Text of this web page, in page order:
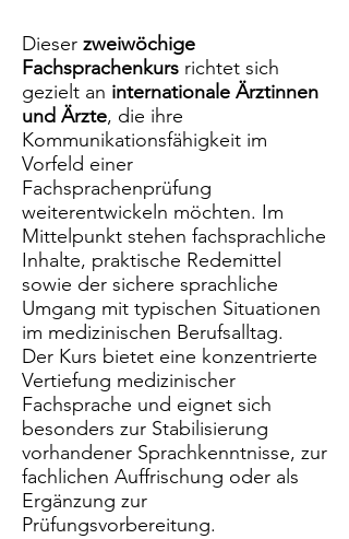
Dieser zweiwöchige
Fachsprachenkurs richtet sich
gezielt an internationale Ärztinnen
und Ärzte, die ihre
Kommunikationsfähigkeit im
Vorfeld einer
Fachsprachenprüfung
weiterentwickeln möchten. Im
Mittelpunkt stehen fachsprachliche
Inhalte, praktische Redemittel
sowie der sichere sprachliche
Umgang mit typischen Situationen
im medizinischen Berufsalltag.
Der Kurs bietet eine konzentrierte
Vertiefung medizinischer
Fachsprache und eignet sich
besonders zur Stabilisierung
vorhandener Sprachkenntnisse, zur
fachlichen Auffrischung oder als
Ergänzung zur
Prüfungsvorbereitung.